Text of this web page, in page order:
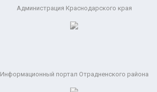
Администрация Краснодарского края
Информационный портал Отрадненского района